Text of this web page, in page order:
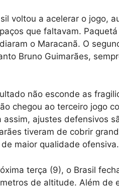
voltou a acelerar o jogo,
que faltavam.
o Maracanã. O
Bruno Guimarães,
não esconde as
chegou ao terceiro jogo
assim, ajustes defensivos
tiveram de cobrir
de maior qualidade ofensiva.
terça (9), o Brasil
de altitude. Além de